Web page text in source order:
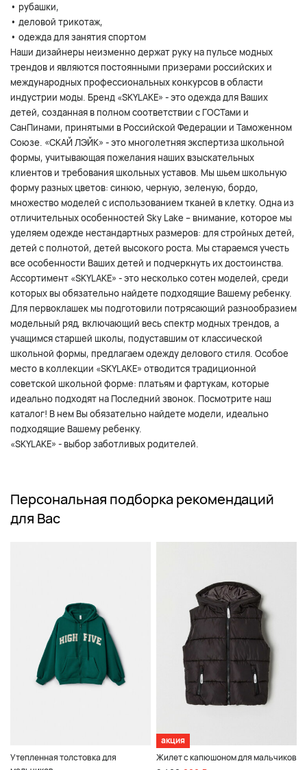
• рубашки,
• деловой трикотаж,
• одежда для занятия спортом
Наши дизайнеры неизменно держат руку на пульсе модных
трендов и являются постоянными призерами российских и
международных профессиональных конкурсов в области
индустрии моды. Бренд «SKYLAKE» - это одежда для Ваших
детей, созданная в полном соответствии с ГОСТами и
СанПинами, принятыми в Российской Федерации и Таможенном
Союзе. «СКАЙ ЛЭЙК» - это многолетняя экспертиза школьной
формы, учитывающая пожелания наших взыскательных
клиентов и требования школьных уставов. Мы шьем школьную
форму разных цветов: синюю, черную, зеленую, бордо,
множество моделей с использованием тканей в клетку. Одна из
отличительных особенностей Sky Lake – внимание, которое мы
уделяем одежде нестандартных размеров: для стройных детей,
детей с полнотой, детей высокого роста. Мы стараемся учесть
все особенности Ваших детей и подчеркнуть их достоинства.
Ассортимент «SKYLAKE» - это несколько сотен моделей, среди
которых вы обязательно найдете подходящие Вашему ребенку.
Для первоклашек мы подготовили потрясающий разнообразием
модельный ряд, включающий весь спектр модных трендов, а
учащимся старшей школы, подуставшим от классической
школьной формы, предлагаем одежду делового стиля. Особое
место в коллекции «SKYLAKE» отводится традиционной
советской школьной форме: платьям и фартукам, которые
идеально подходят на Последний звонок. Посмотрите наш
каталог! В нем Вы обязательно найдете модели, идеально
подходящие Вашему ребенку.
«SKYLAKE» - выбор заботливых родителей.
Персональная подборка рекомендаций
для Вас
Утепленная толстовка для
акция
Жилет с капюшоном для мальчиков